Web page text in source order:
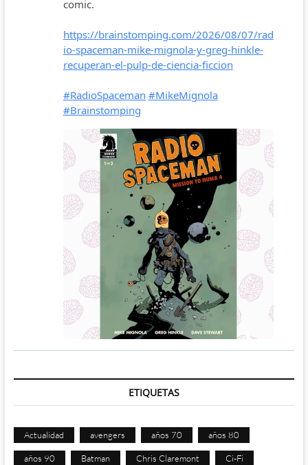
ETIQUETAS
Actualidad avengers años 70 años 80
años 90 Batman Chris Claremont Ci-Fi